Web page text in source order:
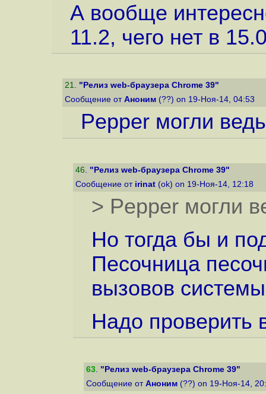
А вообще
11.2, чего нет в
21. "Релиз web-браузера Chrome 39"
Сообщение от Аноним (??) on 19-Ноя-14, 04:53
Pepper могли
46. "Релиз web-браузера Chrome 39"
Сообщение от irinat (ok) on 19-Ноя-14, 12:18
> Pepper могли
Но тогда бы и
Песочница
вызовов
Надо проверить
63. "Релиз web-браузера Chrome 39"
Сообщение от Аноним (??) on 19-Ноя-14,